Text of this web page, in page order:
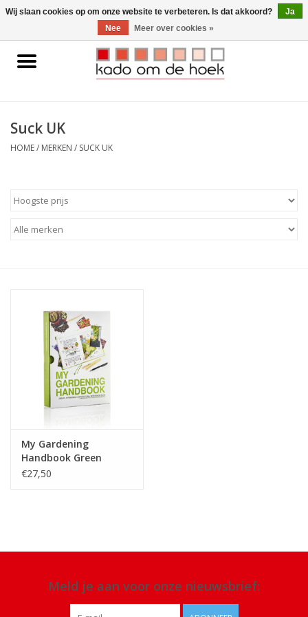
0 Artikelen - €0,00
Home
Gadgets
Suck UK
HOME/ MERKEN / SUCK UK
My Gardening
Handbook Green
€27,50
Meld je aan voor onze nieuwsbrief:
Wij slaan cookies op om onze website te verbeteren. Is dat akkoord?
Ja
Nee
Meer over cookies »